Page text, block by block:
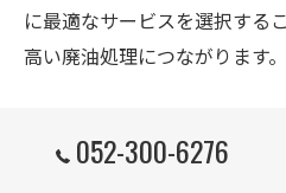
に最適なサービスを選択する
高い廃油処理につながります。
廃油回収業者のサービス内
廃油回収業者のサービスは、
052-300-6276